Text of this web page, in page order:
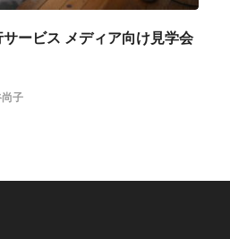
サービス メディア向け見学会
子